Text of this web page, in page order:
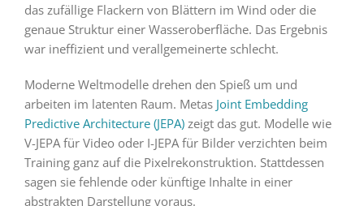
das zufällige Flackern von Blättern im Wind oder die
genaue Struktur einer Wasseroberfläche. Das Ergebnis
war ineffizient und verallgemeinerte schlecht.
Moderne Weltmodelle drehen den Spieß um und
arbeiten im latenten Raum. Metas Joint Embedding
Predictive Architecture (JEPA)zeigt das gut. Modelle wie
V-JEPA für Video oder I-JEPA für Bilder verzichten beim
Training ganz auf die Pixelrekonstruktion. Stattdessen
sagen sie fehlende oder künftige Inhalte in einer
abstrakten Darstellung voraus.